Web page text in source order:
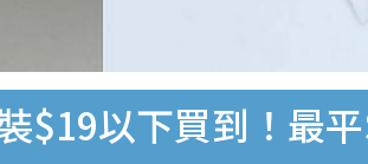
$19以下買到！最